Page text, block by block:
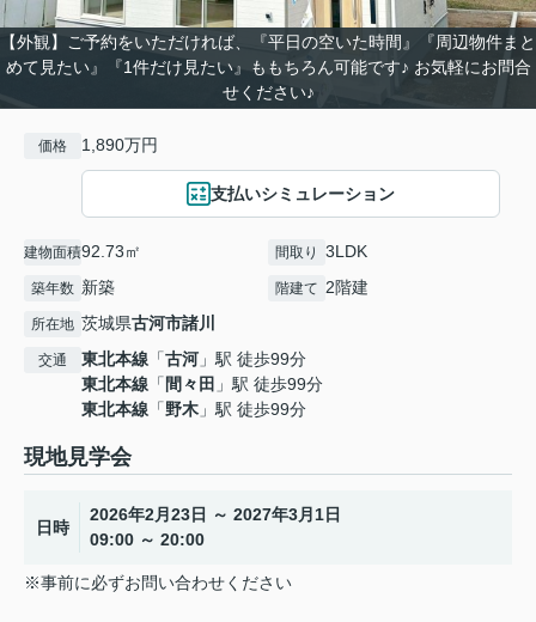
【外観】ご予約をいただければ、『平日の空いた時間』『周辺物件まと
めて見たい』『1件だけ見たい』ももちろん可能です♪ お気軽にお問合
せください♪
価格 1,890万円
支払いシミュレーション
建物面積92.73㎡ 間取り 3LDK
築年数 新築 階建て 2階建
所在地 茨城県古河市諸川
交通 東北本線 「古河 」駅 徒歩99分
東北本線 「 間々田 」駅 徒歩99分
東北本線 「野木 」駅 徒歩99分
現地見学会
日時
2026年2月23日 ～ 2027年3月1日
09:00 ～ 20:00
※事前に必ずお問い合わせください